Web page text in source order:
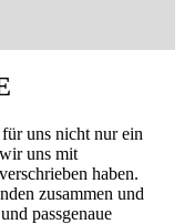
uns nicht nur ein
uns mit
haben.
zusammen und
passgenaue